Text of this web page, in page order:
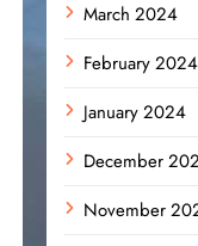
March 2024
February 2024
January 2024
December
November